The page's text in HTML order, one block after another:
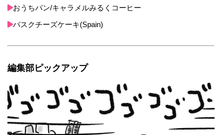
おうちパン/キャラメルみるくコーヒー
バスクチーズケーキ(Spain)
編集部ピックアップ